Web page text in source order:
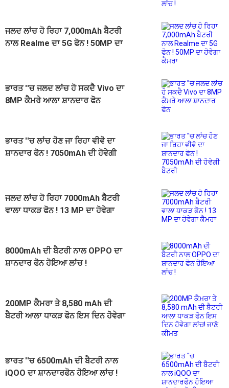
ਜਲਦ ਲਾਂਚ ਹੋ ਰਿਹਾ 7,000mAh ਬੈਟਰੀ
ਨਾਲ Realme ਦਾ 5G ਫੋਨ ! 50MP ਦਾ
ਭਾਰਤ ''ਚ ਜਲਦ ਲਾਂਚ ਹੋ ਸਕਦੈ Vivo ਦਾ
8MP ਕੈਮਰੇ ਆਲਾ ਸ਼ਾਨਦਾਰ ਫੋਨ
ਭਾਰਤ ''ਚ ਲਾਂਚ ਹੋਣ ਜਾ ਰਿਹਾ ਵੀਵੋ ਦਾ
ਸ਼ਾਨਦਾਰ ਫੋਨ ! 7050mAh ਦੀ ਹੋਵੇਗੀ
ਜਲਦ ਲਾਂਚ ਹੋ ਰਿਹਾ 7000mAh ਬੈਟਰੀ
ਵਾਲਾ ਧਾਕੜ ਫੋਨ ! 13 MP ਦਾ ਹੋਵੇਗਾ
8000mAh ਦੀ ਬੈਟਰੀ ਨਾਲ OPPO ਦਾ
ਸ਼ਾਨਦਾਰ ਫੋਨ ਹੋਇਆ ਲਾਂਚ !
200MP ਕੈਮਰਾ ਤੇ 8,580 mAh ਦੀ
ਬੈਟਰੀ ਆਲਾ ਧਾਕੜ ਫੋਨ ਇਸ ਦਿਨ ਹੋਵੇਗਾ
ਭਾਰਤ ''ਚ 6500mAh ਦੀ ਬੈਟਰੀ ਨਾਲ
iQOO ਦਾ ਸ਼ਾਨਦਾਰਫੋਨ ਹੋਇਆ ਲਾਂਚ !